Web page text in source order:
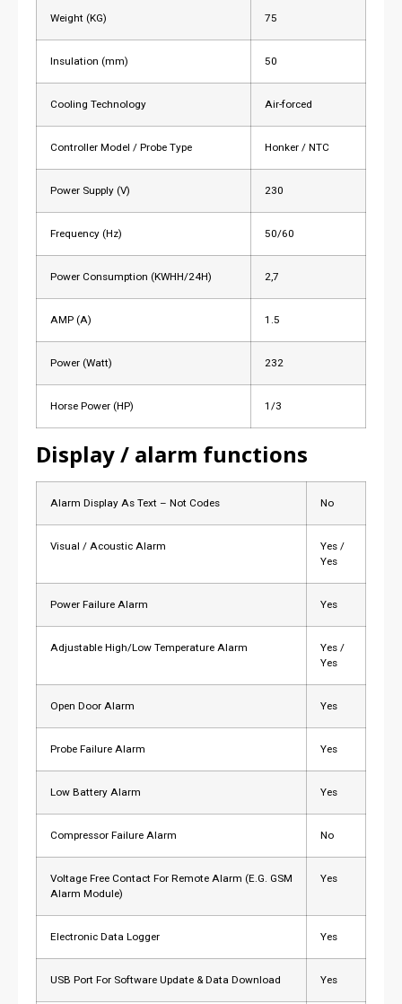
Weight (KG) 75
Insulation (mm) 50
Cooling Technology Air-forced
Controller Model / Probe Type Honker / NTC
Power Supply (V) 230
Frequency (Hz) 50/60
Power Consumption (KWHH/24H) 2,7
AMP (A) 1.5
Power (Watt) 232
Horse Power (HP) 1/3
Display / alarm functions
Alarm Display As Text – Not Codes No
Visual / Acoustic Alarm
Yes /
Yes
Power Failure Alarm Yes
Adjustable High/Low Temperature Alarm
Yes /
Yes
Open Door Alarm Yes
Probe Failure Alarm Yes
Low Battery Alarm Yes
Compressor Failure Alarm No
Voltage Free Contact For Remote Alarm (E.G. GSM
Alarm Module)
Yes
Electronic Data Logger Yes
USB Port For Software Update & Data Download Yes